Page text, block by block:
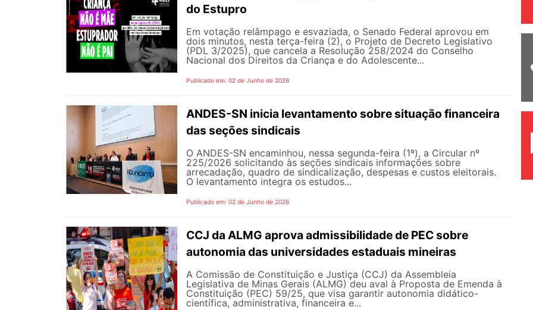
do Estupro
Em votação relâmpago e esvaziada, o Senado Federal aprovou em
dois minutos, nesta terça-feira (2), o Projeto de Decreto Legislativo
(PDL 3/2025), que cancela a Resolução 258/2024 do Conselho
Nacional dos Direitos da Criança e do Adolescente...
Publicado em: 02 de Junho de 2026
ANDES-SN inicia levantamento sobre situação financeira
das seções sindicais
O ANDES-SN encaminhou, nessa segunda-feira (1º), a Circular nº
225/2026 solicitando às seções sindicais informações sobre
arrecadação, quadro de sindicalização, despesas e custos eleitorais.
O levantamento integra os estudos...
Publicado em: 02 de Junho de 2026
CCJ da ALMG aprova admissibilidade de PEC sobre
autonomia das universidades estaduais mineiras
A Comissão de Constituição e Justiça (CCJ) da Assembleia
Legislativa de Minas Gerais (ALMG) deu aval à Proposta de Emenda à
Constituição (PEC) 59/25, que visa garantir autonomia didático-
científica, administrativa, financeira e...